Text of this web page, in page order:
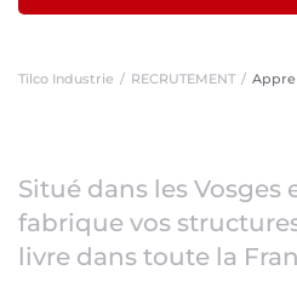
Tilco Industrie RECRUTEMENT
Situé dans les Vosges
fabrique vos
livre dans toute la